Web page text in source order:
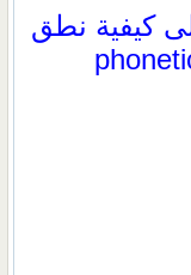
كيفية نطق